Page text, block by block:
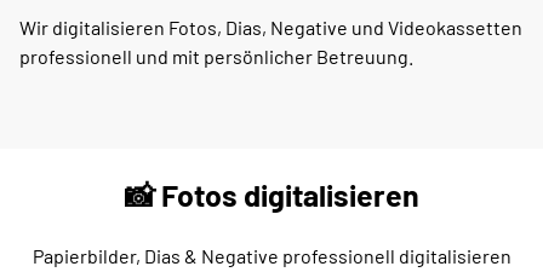
Wir digitalisieren Fotos, Dias, Negative und Videokassetten
professionell und mit persönlicher Betreuung.
📸 Fotos digitalisieren
Papierbilder, Dias & Negative professionell digitalisieren